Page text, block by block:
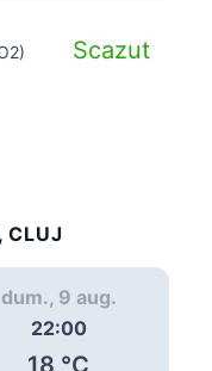
Scazut
CLUJ
dum., 9 aug.
22:00
18 °C